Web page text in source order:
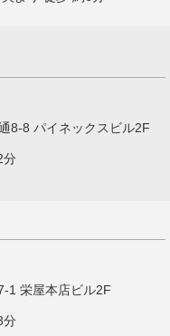
8-8 パイネックスビル2F
分
1 栄屋本店ビル2F
分